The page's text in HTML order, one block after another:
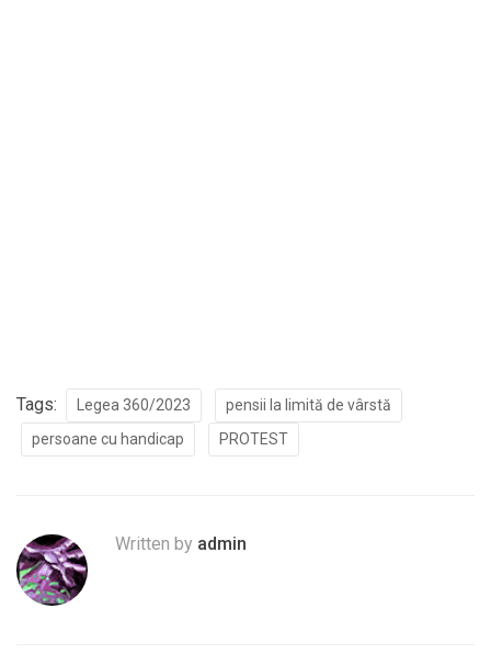
Tags: Legea 360/2023
pensii la limită de vârstă
persoane cu handicap
PROTEST
Written by admin